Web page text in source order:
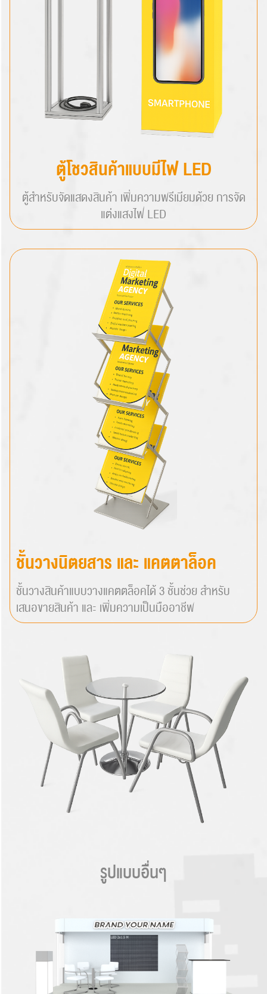
ตู้โชวสินค้าแบบมีไฟ LED
ตู้สำหรับจัดแสดงสินค้า เพิ่มความพรีเมียมด้วย การจัด
แต่งแสงไฟ LED
ชั้นวางนิตยสาร และ แคตตาล็อค
ชั้นวางสินค้าแบบวางแคตตล็อคได้ 3 ชั้นช่วย สำหรับ
เสนอขายสินค้า และ เพิ่มความเป็นมืออาชีพ
รูปแบบอื่นๆ